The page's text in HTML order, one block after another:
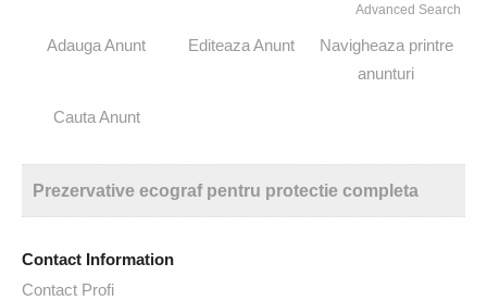
Advanced Search
Adauga Anunt Editeaza Anunt
Navigheaza printre
anunturi
Cauta Anunt
Prezervative ecograf pentru protectie completa
Contact Information
Contact Profi